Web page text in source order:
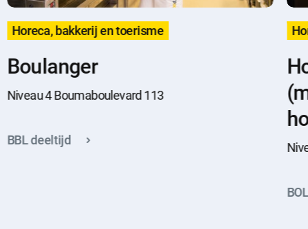
Boulanger
Niveau 4 Boumaboulevard 113
Horeca, bakkerij en toerisme
BBL deeltijd